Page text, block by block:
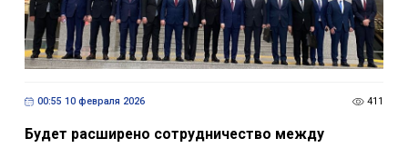
00:55 10 февраля 2026 411
Будет расширено сотрудничество между